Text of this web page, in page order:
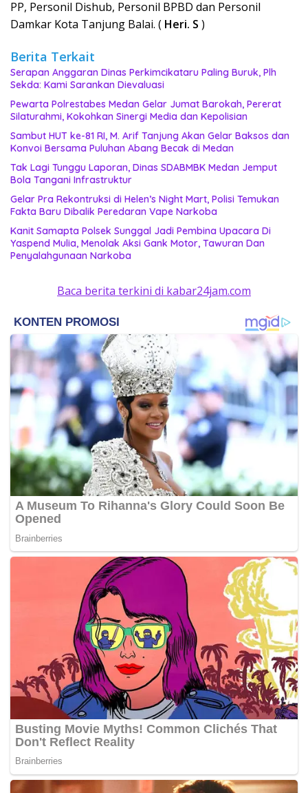
PP, Personil Dishub, Personil BPBD dan Personil
Damkar Kota Tanjung Balai. ( Heri. S )
Berita Terkait
Serapan Anggaran Dinas Perkimcikataru Paling Buruk, Plh
Sekda: Kami Sarankan Dievaluasi
Pewarta Polrestabes Medan Gelar Jumat Barokah, Pererat
Silaturahmi, Kokohkan Sinergi Media dan Kepolisian
‎Sambut HUT ke-81 RI, M. Arif Tanjung Akan Gelar Baksos dan
Konvoi Bersama Puluhan Abang Becak di Medan
Tak Lagi Tunggu Laporan, Dinas SDABMBK Medan Jemput
Bola Tangani Infrastruktur
Gelar Pra Rekontruksi di Helen’s Night Mart, Polisi Temukan
Fakta Baru Dibalik Peredaran Vape Narkoba
Kanit Samapta Polsek Sunggal Jadi Pembina Upacara Di
Yaspend Mulia, Menolak Aksi Gank Motor, Tawuran Dan
Penyalahgunaan Narkoba
Baca berita terkini di kabar24jam.com